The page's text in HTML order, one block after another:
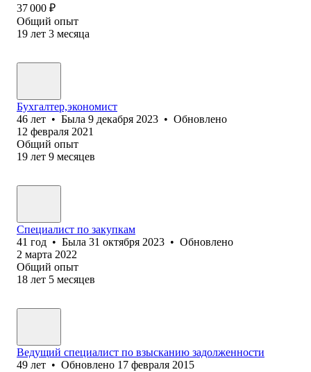
37 000 ₽
Общий опыт
19 лет 3 месяца
Бухгалтер,экономист
46 лет • Была 9 декабря 2023 • Обновлено
12 февраля 2021
Общий опыт
19 лет 9 месяцев
Специалист по закупкам
41 год • Была 31 октября 2023 • Обновлено
2 марта 2022
Общий опыт
18 лет 5 месяцев
Ведущий специалист по взысканию задолженности
49 лет • Обновлено 17 февраля 2015